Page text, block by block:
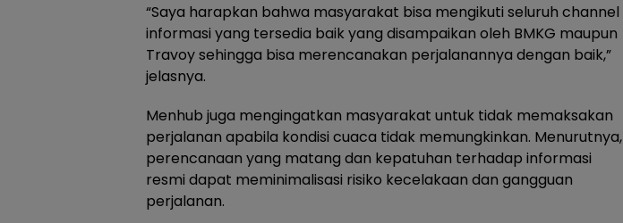
“Saya harapkan bahwa masyarakat bisa mengikuti seluruh channel
informasi yang tersedia baik yang disampaikan oleh BMKG maupun
Travoy sehingga bisa merencanakan perjalanannya dengan baik,”
jelasnya.
Menhub juga mengingatkan masyarakat untuk tidak memaksakan
perjalanan apabila kondisi cuaca tidak memungkinkan. Menurutnya,
perencanaan yang matang dan kepatuhan terhadap informasi
resmi dapat meminimalisasi risiko kecelakaan dan gangguan
perjalanan.